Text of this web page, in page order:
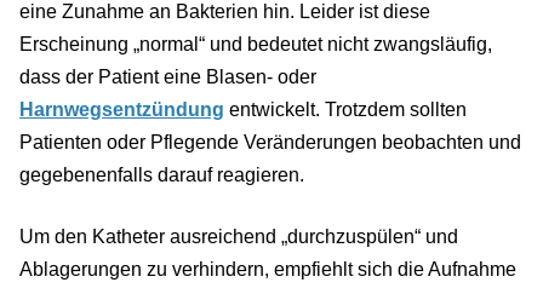
eine Zunahme an Bakterien hin. Leider ist diese
Erscheinung „normal“ und bedeutet nicht zwangsläufig,
dass der Patient eine Blasen- oder
Harnwegsentzündung entwickelt. Trotzdem sollten
Patienten oder Pflegende Veränderungen beobachten und
gegebenenfalls darauf reagieren.
Um den Katheter ausreichend „durchzuspülen“ und
Ablagerungen zu verhindern, empfiehlt sich die Aufnahme